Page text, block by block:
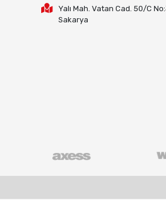
Yalı Mah. Vatan Cad. 50/C
Sakarya